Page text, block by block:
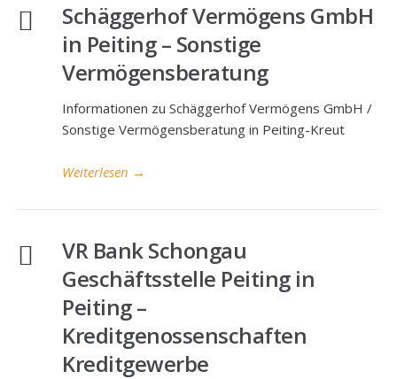
Schäggerhof Vermögens GmbH
in Peiting – Sonstige
Vermögensberatung
Informationen zu Schäggerhof Vermögens GmbH /
Sonstige Vermögensberatung in Peiting-Kreut
Weiterlesen →
VR Bank Schongau
Geschäftsstelle Peiting in
Peiting –
Kreditgenossenschaften
Kreditgewerbe